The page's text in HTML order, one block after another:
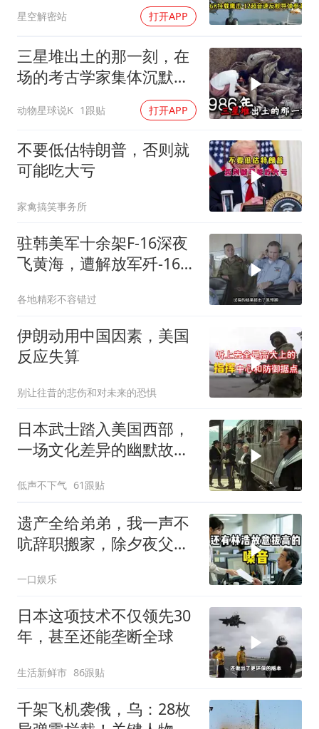
星空解密站 打开APP
三星堆出土的那一刻，在
场的考古学家集体沉默
了，颠覆所有人的认知
动物星球说K 1跟贴 打开APP
不要低估特朗普，否则就
可能吃大亏
家禽搞笑事务所
驻韩美军十余架F-16深夜
飞黄海，遭解放军歼-16驱
各地精彩不容错过
伊朗动用中国因素，美国
反应失算
别让往昔的悲伤和对未来的恐惧
日本武士踏入美国西部，
一场文化差异的幽默故事
低声不下气 61跟贴
遗产全给弟弟，我一声不
吭辞职搬家，除夕夜父亲
一口娱乐
日本这项技术不仅领先30
年，甚至还能垄断全球
生活新鲜市 86跟贴
千架飞机袭俄，乌：28枚